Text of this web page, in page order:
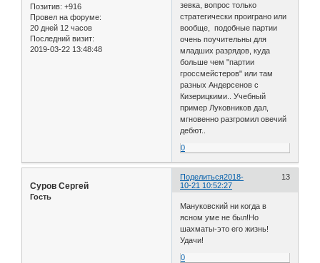
Позитив: +916
Провел на форуме:
20 дней 12 часов
Последний визит:
2019-03-22 13:48:48
зевка, вопрос только
стратегически проиграно или
вообще, подобные партии
очень поучительны для
младших разрядов, куда
больше чем "партии
гроссмейстеров" или там
разных Андерсенов с
Кизерицкими.. Учебный
пример Луковников дал,
мгновенно разгромил овечий
дебют..
0
Поделиться 13
2018-
10-21 10:52:27
Суров Сергей
Гость
Мануковский ни когда в
ясном уме не был!Но
шахматы-это его жизнь!
Удачи!
0